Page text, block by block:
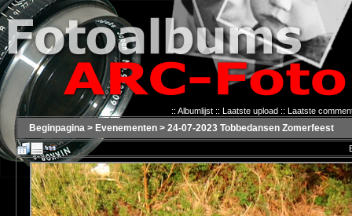
:: Albumlijst:: Laatste upload:: Laatste
Beginpagina > Evenementen > 24-07-2023 Tobbedansen Zomerfeest